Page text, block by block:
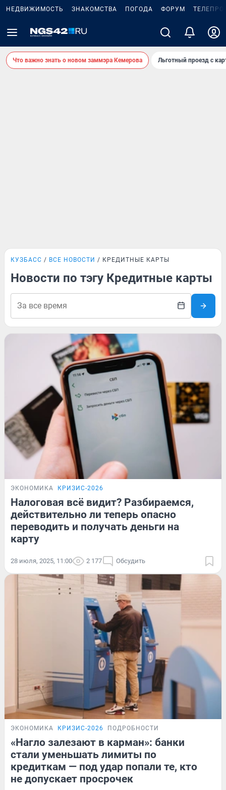
НЕДВИЖИМОСТЬ ЗНАКОМСТВА ПОГОДА ФОРУМ
Что важно знать о новом заммэра Кемерова Льготный проезд с
КУЗБАСС ВСЕ НОВОСТИ КРЕДИТНЫЕ КАРТЫ
Новости по тэгу Кредитные карты
ЭКОНОМИКА КРИЗИС-2026
Налоговая всё видит? Разбираемся,
действительно ли теперь опасно
переводить и получать деньги на
карту
28 июля, 2025, 11:00 2 177 Обсудить
ЭКОНОМИКА КРИЗИС-2026 ПОДРОБНОСТИ
«Нагло залезают в карман»: банки
стали уменьшать лимиты по
кредиткам — под удар попали те, кто
не допускает просрочек